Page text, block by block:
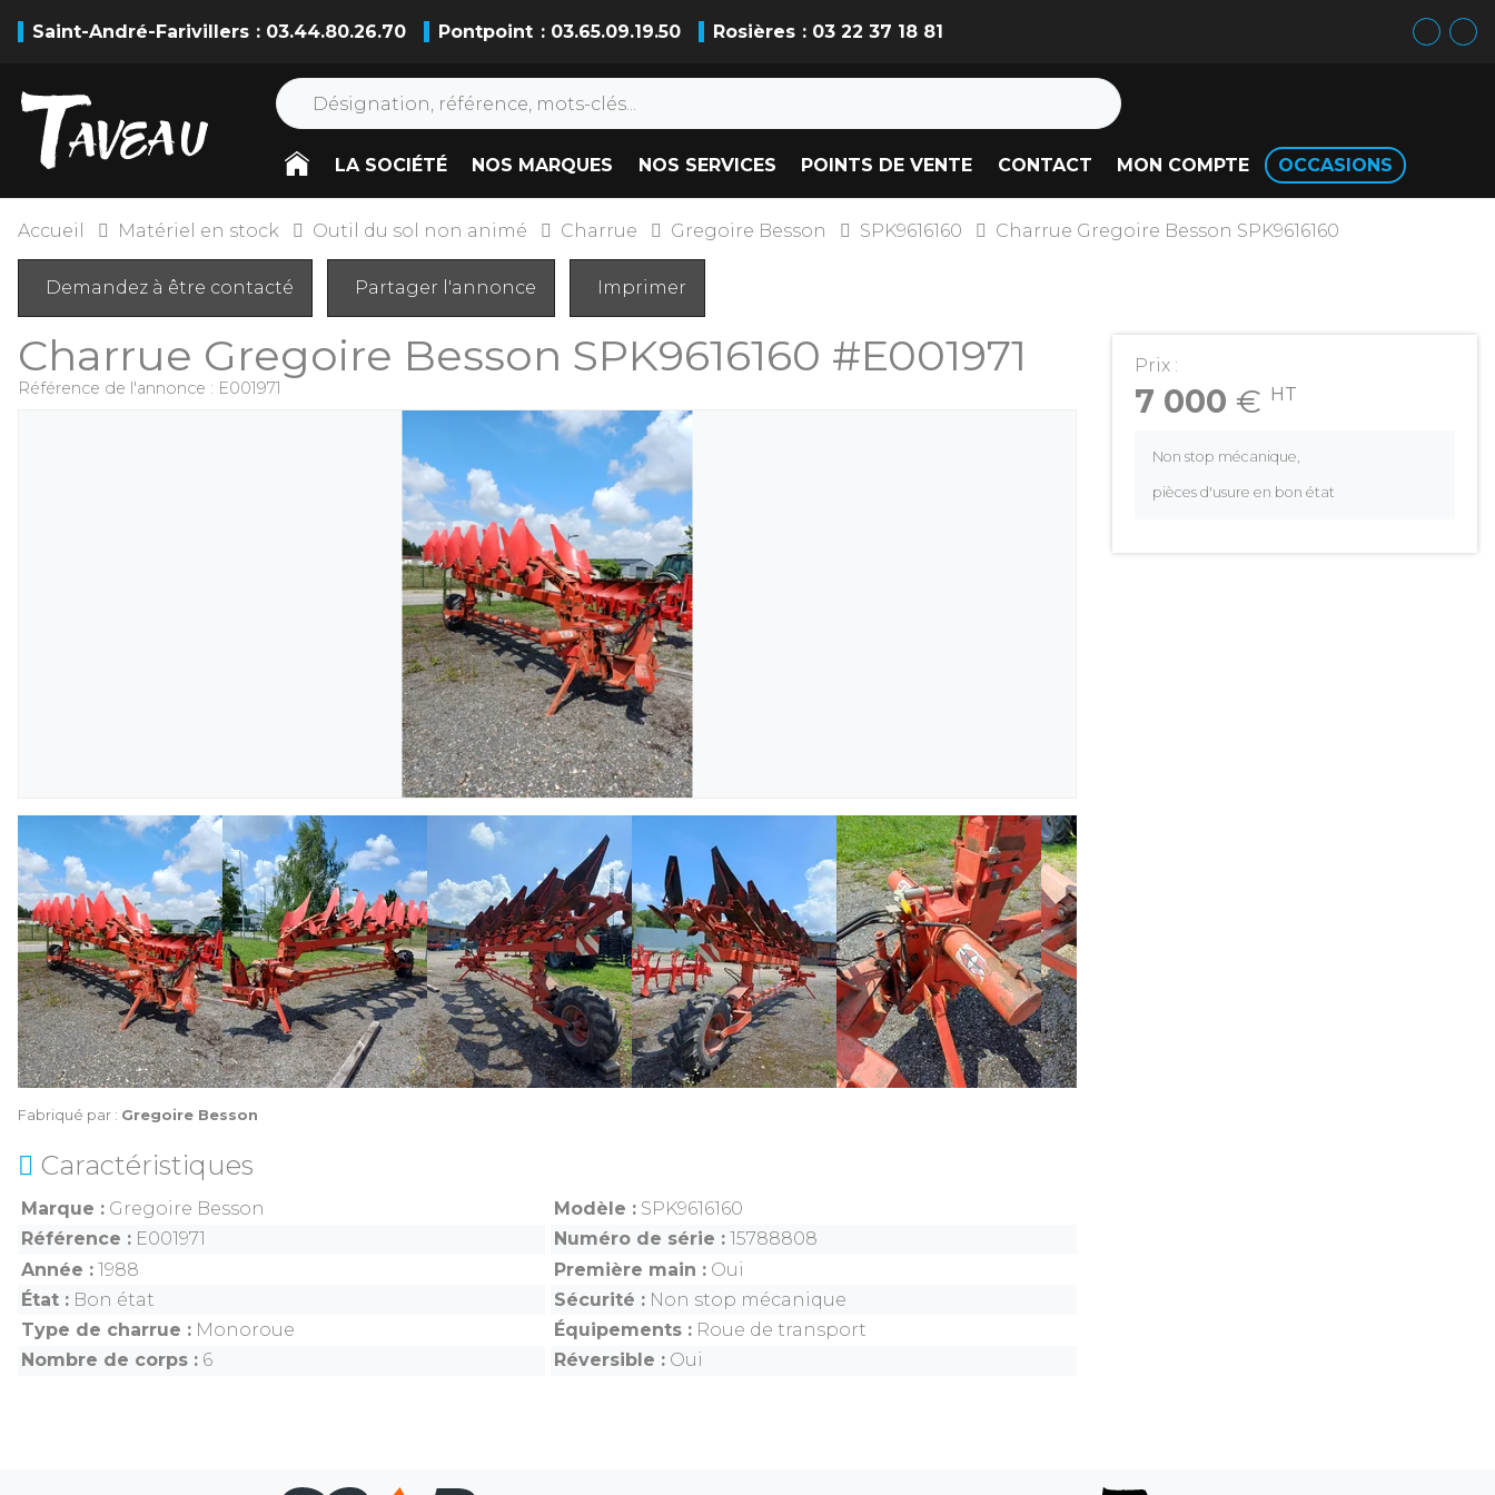
Saint-André-Farivillers : 03.44.80.26.70 Pontpoint : 03.65.09.19.50 Rosières : 03 22 37 18 81
LA SOCIÉTÉ NOS MARQUES NOS SERVICES POINTS DE VENTE CONTACT MON COMPTE OCCASIONS
Accueil Matériel en stock Outil du sol non animé Charrue Gregoire Besson SPK9616160 Charrue Gregoire Besson SPK9616160
Charrue Gregoire Besson SPK9616160 #E001971
Référence de l'annonce : E001971
Fabriqué par : Gregoire Besson
Prix :
7 000 € HT
Non stop mécanique,
pièces d'usure en bon état
Demandez à être contacté Partager l'annonce Imprimer
Caractéristiques
Marque Gregoire Besson Modèle
SPK9616160
Référence
E001971 Numéro de série
15788808
Année
1988 Première main
Oui
État
Bon état Sécurité
Non stop mécanique
Type de charrue
Monoroue Équipements
Roue de transport
Nombre de corps
6 Réversible Oui